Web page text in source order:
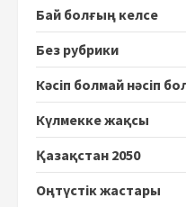
Бай болғың келсе
Без рубрики
Кәсіп болмай нәсіп
Күлмекке жақсы
Қазақстан 2050
Оңтүстік жастары